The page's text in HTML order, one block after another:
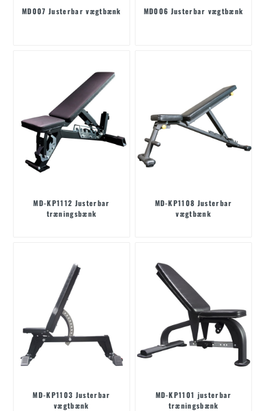
MD007 Justerbar vægtbænk MD006 Justerbar vægtbænk
MD-KP1112 Justerbar
træningsbænk
MD-KP1108 Justerbar
vægtbænk
MD-KP1103 Justerbar
vægtbænk
MD-KP1101 justerbar
træningsbænk